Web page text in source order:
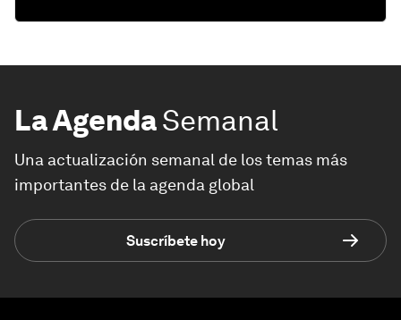
La AgendaSemanal
Una actualización semanal de los temas más
importantes de la agenda global
Suscríbete hoy